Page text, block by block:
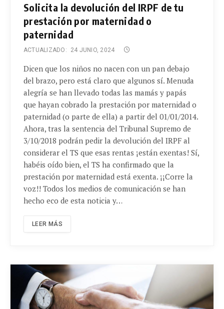
Solicita la devolución del IRPF de tu
prestación por maternidad o
paternidad
ACTUALIZADO: 24 JUNIO, 2024
Dicen que los niños no nacen con un pan debajo
del brazo, pero está claro que algunos sí. Menuda
alegría se han llevado todas las mamás y papás
que hayan cobrado la prestación por maternidad o
paternidad (o parte de ella) a partir del 01/01/2014.
Ahora, tras la sentencia del Tribunal Supremo de
3/10/2018 podrán pedir la devolución del IRPF al
considerar el TS que esas rentas ¡están exentas! Sí,
habéis oído bien, el TS ha confirmado que la
prestación por maternidad está exenta. ¡¡Corre la
voz!! Todos los medios de comunicación se han
hecho eco de esta noticia y…
LEER MÁS